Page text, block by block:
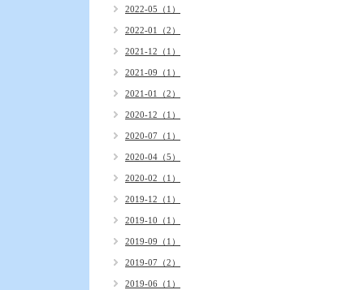
2022-05（1）
2022-01（2）
2021-12（1）
2021-09（1）
2021-01（2）
2020-12（1）
2020-07（1）
2020-04（5）
2020-02（1）
2019-12（1）
2019-10（1）
2019-09（1）
2019-07（2）
2019-06（1）